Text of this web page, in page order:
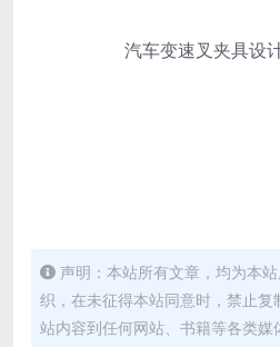
汽车变速叉夹具设
声明：本站所有文章，均为本
织，在未征得本站同意时，禁止
站内容到任何网站、书籍等各类